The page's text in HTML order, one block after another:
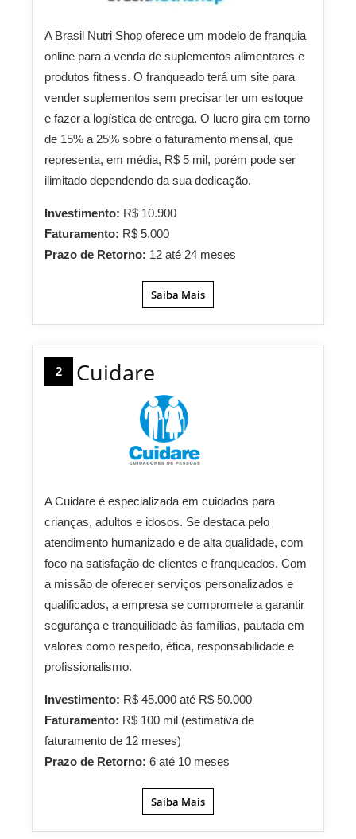
A Brasil Nutri Shop oferece um modelo de franquia
online para a venda de suplementos alimentares e
produtos fitness. O franqueado terá um site para
vender suplementos sem precisar ter um estoque
e fazer a logística de entrega. O lucro gira em torno
de 15% a 25% sobre o faturamento mensal, que
representa, em média, R$ 5 mil, porém pode ser
ilimitado dependendo da sua dedicação.
Investimento: R$ 10.900
Faturamento: R$ 5.000
Prazo de Retorno: 12 até 24 meses
Saiba Mais
2 Cuidare
A Cuidare é especializada em cuidados para
crianças, adultos e idosos. Se destaca pelo
atendimento humanizado e de alta qualidade, com
foco na satisfação de clientes e franqueados. Com
a missão de oferecer serviços personalizados e
qualificados, a empresa se compromete a garantir
segurança e tranquilidade às famílias, pautada em
valores como respeito, ética, responsabilidade e
profissionalismo.
Investimento: R$ 45.000 até R$ 50.000
Faturamento: R$ 100 mil (estimativa de
faturamento de 12 meses)
Prazo de Retorno: 6 até 10 meses
Saiba Mais